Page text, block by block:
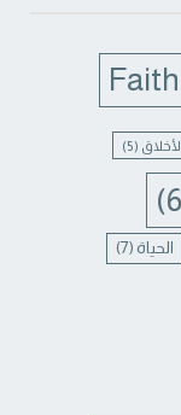
Faith
(5)
الحياة (7)